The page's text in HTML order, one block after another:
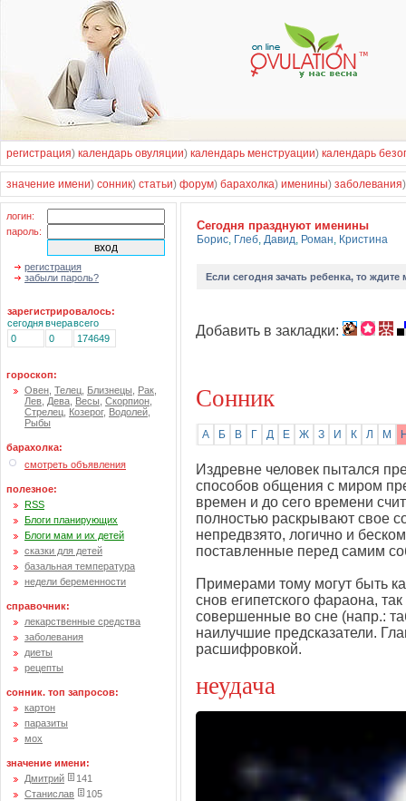
регистрация) календарь овуляции) календарь менструации) календарь
значение имени) сонник) статьи) форум) барахолка) именины) заболевания
логин:
пароль:
регистрация
забыли пароль?
зарегистрировалось:
сегоднявчеравсего
0
0 174649
гороскоп:
Овен Телец Близнецы Рак
Лев Дева Весы Скорпион
Стрелец Козерог, Водолей
Рыбы
барахолка:
смотреть объявления
полезное:
RSS
Блоги планирующих
Блоги мам и их детей
сказки для детей
базальная температура
недели беременности
справочник:
лекарственные средства
заболевания
диеты
рецепты
сонник. топ запросов:
картон
паразиты
мох
значение имени:
Дмитрий
141
Станислав
105
Cегодня празднуют именины
Борис, Глеб, Давид, Роман, Кристина
Если сегодня зачать ребенка, то
Добавить в закладки:
Сонник
А Б В Г Д Е Ж З И К Л М
Издревне человек пытался
способов общения с миром
времен и до сего времени
полностью раскрывают свое
непредвзято, логично и
поставленные перед самим
Примерами тому могут быть
снов египетского фараона,
совершенные во сне (напр.:
наилучшие предсказатели.
расшифровкой.
неудача